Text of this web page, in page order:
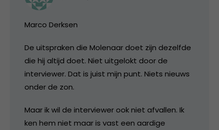
Marco Derksen
De uitspraken die Molenaar doet zijn dezelfde
die hij altijd doet. Niet uitgelokt door de
interviewer. Dat is juist mijn punt. Niets nieuws
onder de zon.
Maar ik wil de interviewer ook niet afvallen. Ik
ken hem niet maar is vast een aardige